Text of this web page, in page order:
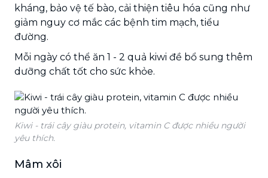
kháng, bảo vệ tế bào, cải thiện tiêu hóa cũng như
giảm nguy cơ mắc các bệnh tim mạch, tiểu
đường.
Mỗi ngày có thể ăn 1 - 2 quả kiwi đề bổ sung thêm
dưỡng chất tốt cho sức khỏe.
Kiwi - trái cây giàu protein, vitamin C được nhiều người
yêu thích.
Mâm xôi